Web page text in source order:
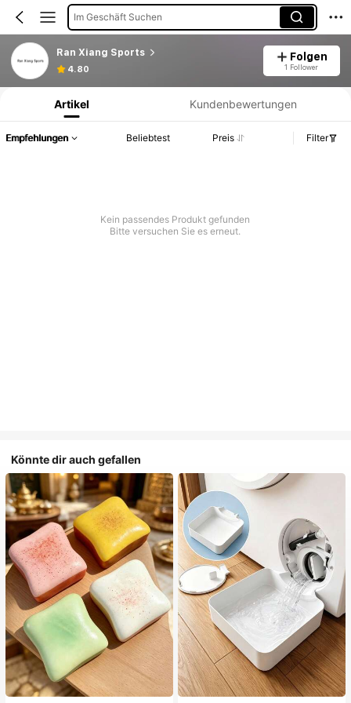
Im Geschäft Suchen
Ran Xiang Sports
4.80
Folgen
1 Follower
Produktinformation: Preisangabe, Verkaufs- und Lagerbestandsdetails.
Artikel Kundenbewertungen
Empfehlungen Beliebtest Preis Filter
Kein passendes Produkt gefunden
Bitte versuchen Sie es erneut.
Könnte dir auch gefallen